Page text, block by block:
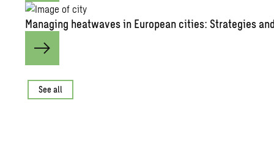
Man­ag­ing heat­waves in Eu­ro­pean cities: Strate­gies
See all